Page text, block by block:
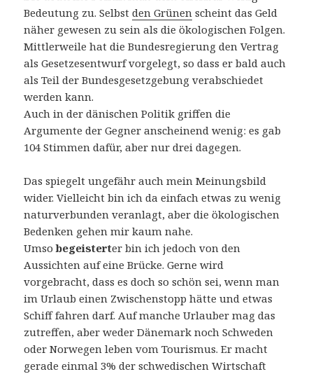
Bedeutung zu. Selbstden Grünen scheint das Geld
näher gewesen zu sein als die ökologischen Folgen.
Mittlerweile hat die Bundesregierung den Vertrag
als Gesetzesentwurf vorgelegt, so dass er bald auch
als Teil der Bundesgesetzgebung verabschiedet
werden kann.
Auch in der dänischen Politik griffen die
Argumente der Gegner anscheinend wenig: es gab
104 Stimmen dafür, aber nur drei dagegen.
Das spiegelt ungefähr auch mein Meinungsbild
wider. Vielleicht bin ich da einfach etwas zu wenig
naturverbunden veranlagt, aber die ökologischen
Bedenken gehen mir kaum nahe.
Umsobegeisterter bin ich jedoch von den
Aussichten auf eine Brücke. Gerne wird
vorgebracht, dass es doch so schön sei, wenn man
im Urlaub einen Zwischenstopp hätte und etwas
Schiff fahren darf. Auf manche Urlauber mag das
zutreffen, aber weder Dänemark noch Schweden
oder Norwegen leben vom Tourismus. Er macht
gerade einmal 3% der schwedischen Wirtschaft